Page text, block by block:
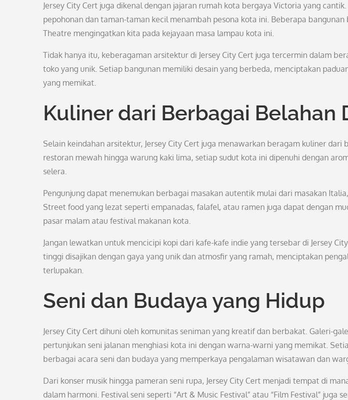
Jersey City Cert juga dikenal dengan jajaran rumah kota bergaya Victoria yang
pepohonan dan taman-taman kecil menambah pesona kota ini. Beberapa bangunan
Theatre mengingatkan kita pada kejayaan masa lampau kota ini.
Tidak hanya itu, keberagaman arsitektur di Jersey City Cert juga tercermin dalam
toko yang unik. Setiap bangunan memiliki desain yang berbeda, menciptakan
yang memikat.
Kuliner dari Berbagai Belahan
Selain keindahan arsitektur, Jersey City Cert juga menawarkan beragam kuliner dari
restoran mewah hingga warung kaki lima, setiap sudut kota ini dipenuhi dengan
selera.
Pengunjung dapat menemukan berbagai masakan autentik mulai dari masakan
Street food yang lezat seperti empanadas, falafel, atau ramen juga dapat dengan
pasar malam atau festival makanan kota.
Jangan lewatkan untuk mencicipi kopi dari kafe-kafe indie yang tersebar di Jersey
tinggi disajikan dengan gaya yang unik dan atmosfir yang ramah, menciptakan
terlupakan.
Seni dan Budaya yang Hidup
Jersey City Cert dihuni oleh komunitas seniman yang kreatif dan berbakat. Galeri-
pertunjukan seni jalanan menghiasi kota ini dengan warna-warni yang memikat.
berbagai acara seni dan budaya yang memperkaya pengalaman wisatawan dan
Dari konser musik hingga pameran seni rupa, Jersey City Cert menjadi tempat di
dalam harmoni. Festival seni seperti “Art & Music Festival” atau “Film Festival” juga